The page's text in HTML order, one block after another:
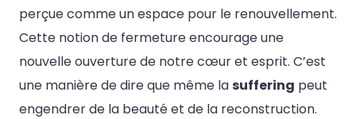
perçue comme un espace pour le renouvellement.
Cette notion de fermeture encourage une
nouvelle ouverture de notre cœur et esprit. C’est
une manière de dire que même la suffering peut
engendrer de la beauté et de la reconstruction.